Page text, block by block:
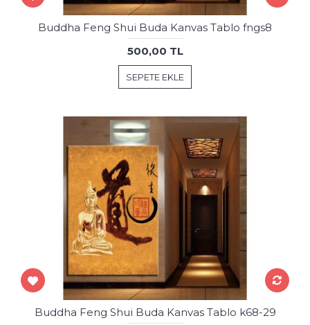
Buddha Feng Shui Buda Kanvas Tablo fngs8
500,00 TL
SEPETE EKLE
Buddha Feng Shui Buda Kanvas Tablo k68-29